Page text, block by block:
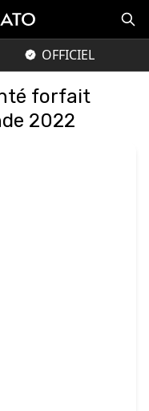
OFFICIEL
forfait
2022